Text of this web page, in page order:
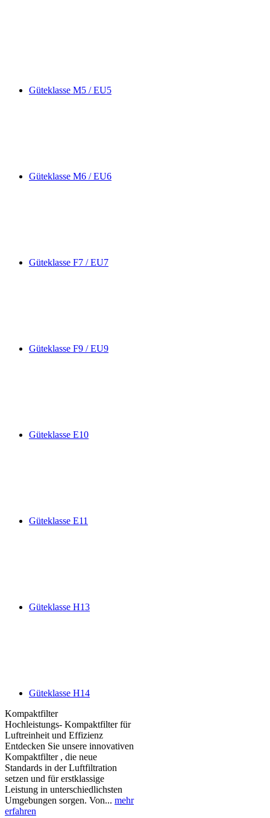
Güteklasse M5 / EU5
Güteklasse M6 / EU6
Güteklasse F7 / EU7
Güteklasse F9 / EU9
Güteklasse E10
Güteklasse E11
Güteklasse H13
Güteklasse H14
Kompaktfilter
Hochleistungs- Kompaktfilter für
Luftreinheit und Effizienz
Entdecken Sie unsere innovativen
Kompaktfilter , die neue
Standards in der Luftfiltration
setzen und für erstklassige
Leistung in unterschiedlichsten
Umgebungen sorgen. Von... mehr
erfahren